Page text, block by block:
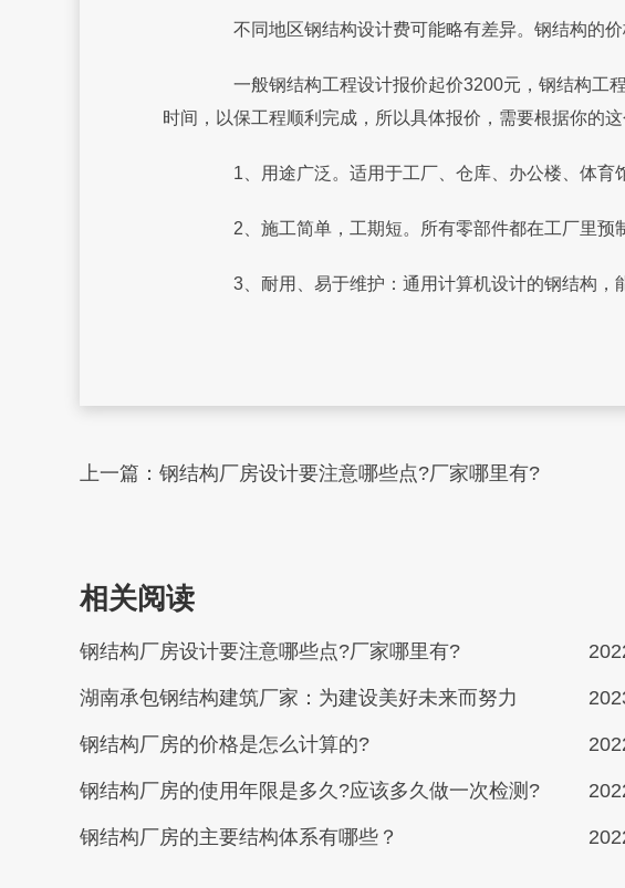
不同地区钢结构设计费可能略有差异。钢结构的价
一般钢结构工程设计报价起价3200元，钢结构工程
时间，以保工程顺利完成，所以具体报价，需要根据你的这
1、用途广泛。适用于工厂、仓库、办公楼、体育
2、施工简单，工期短。所有零部件都在工厂里预
3、耐用、易于维护：通用计算机设计的钢结构，
上一篇： 钢结构厂房设计要注意哪些点?厂家哪里有?
相关阅读
钢结构厂房设计要注意哪些点?厂家哪里有?
湖南承包钢结构建筑厂家：为建设美好未来而努力
钢结构厂房的价格是怎么计算的?
钢结构厂房的使用年限是多久?应该多久做一次检测?
钢结构厂房的主要结构体系有哪些？